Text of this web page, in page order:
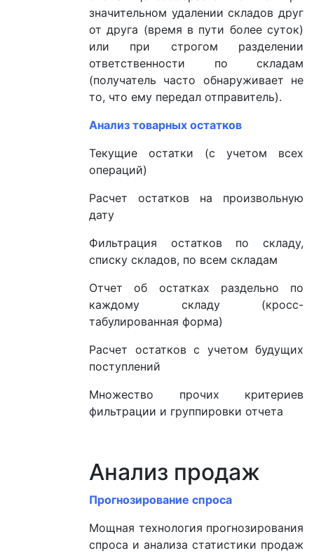
значительном удалении складов друг
от друга (время в пути более суток)
или при строгом разделении
ответственности по складам
(получатель часто обнаруживает не
то, что ему передал отправитель).
Анализ товарных остатков
Текущие остатки (с учетом всех
операций)
Расчет остатков на произвольную
дату
Фильтрация остатков по складу,
списку складов, по всем складам
Отчет об остатках раздельно по
каждому складу (кросс-
табулированная форма)
Расчет остатков с учетом будущих
поступлений
Множество прочих критериев
фильтрации и группировки отчета
Анализ продаж
Прогнозирование спроса
Мощная технология прогнозирования
спроса и анализа статистики продаж